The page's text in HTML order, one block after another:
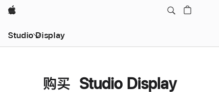
Apple
Studio Display
购买 Studio Display